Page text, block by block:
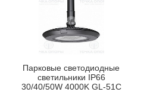
Парковые светодиодные
светильники IP66
30/40/50W 4000K GL-51C